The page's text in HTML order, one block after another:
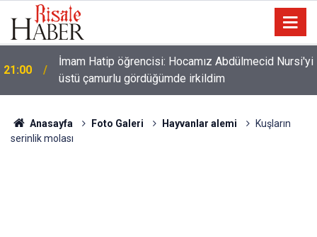
21:00
İmam Hatip öğrencisi: Hocamız Abdülmecid Nursi'yi
üstü çamurlu gördüğümde irkildim
Anasayfa Foto Galeri Hayvanlar alemi
Kuşların
serinlik molası